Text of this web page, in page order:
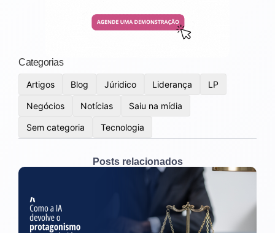
Categorias
Artigos Blog Júridico Liderança LP
Negócios Notícias Saiu na mídia
Sem categoria Tecnologia
Posts relacionados